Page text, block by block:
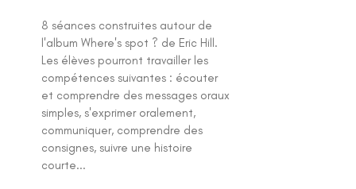
0
su
8 séances construites autour de
l'album Where's spot ? de Eric Hill.
Les élèves pourront travailler les
compétences suivantes : écouter
et comprendre des messages oraux
simples, s'exprimer oralement,
communiquer, comprendre des
consignes, suivre une histoire
courte...